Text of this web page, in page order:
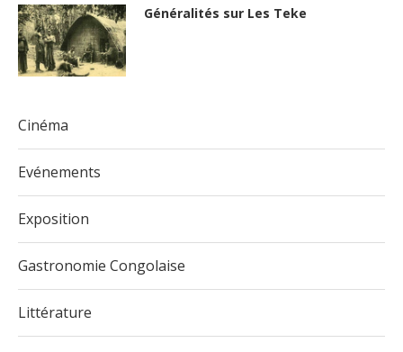
Généralités sur Les Teke
Cinéma
Evénements
Exposition
Gastronomie Congolaise
Littérature